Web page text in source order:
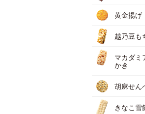
黄金揚げ
越乃豆も
マカダミ
かき
胡麻せん
きなこ雪